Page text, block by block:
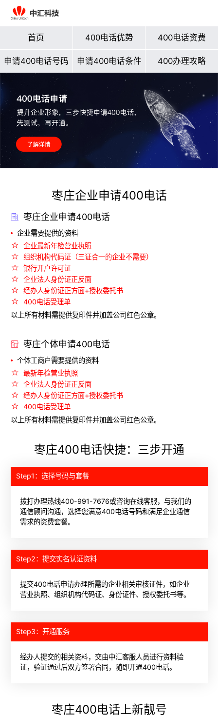
首页 400电话优势 400电话资费
申请400电话号码 申请400电话条件 400办理攻略
枣庄企业申请400电话
枣庄企业申请400电话
企业需要提供的资料
企业最新年检营业执照
组织机构代码证（三证合一的企业不需要）
银行开户许可证
企业法人身份证正反面
经办人身份证正方面+授权委托书
400电话受理单
以上所有材料需提供复印件并加盖公司红色公章。
枣庄个体申请400电话
个体工商户需要提供的资料
最新年检营业执照
企业法人身份证正反面
经办人身份证正方面+授权委托书
400电话受理单
以上所有材料需提供复印件并加盖公司红色公章。
枣庄400电话快捷：三步开通
Step1：选择号码与套餐
拨打办理热线400-991-7676或咨询在线客服，与我们的
通信顾问沟通，选择您满意400电话号码和满足企业通信
需求的资费套餐。
Step2：提交实名认证资料
提交400电话申请办理所需的企业相关审核证件，如企业
营业执照、组织机构代码证、身份证件、授权委托书等。
Step3：开通服务
经办人提交的相关资料，交由中汇客服人员进行资料验
证，验证通过后双方签署合同，随即开通400电话。
枣庄400电话 上新靓号